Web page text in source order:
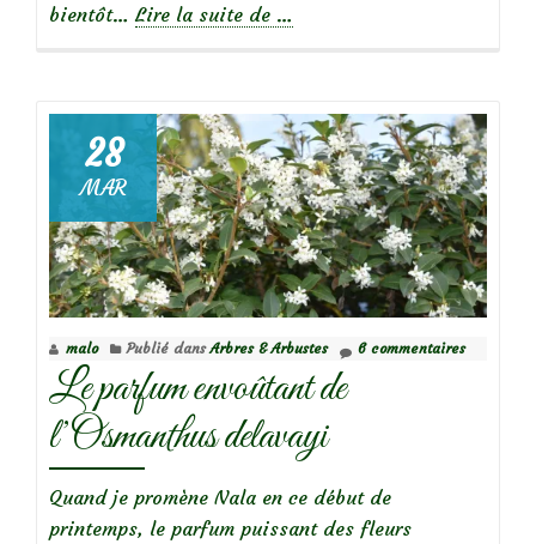
bientôt… Lire la suite de
epimediums
…
28
MAR
malo Publié dansArbres & Arbustes 6 commentaires
Le parfum envoûtant de
l’Osmanthus delavayi
Quand je promène Nala en ce début de
printemps, le parfum puissant des fleurs